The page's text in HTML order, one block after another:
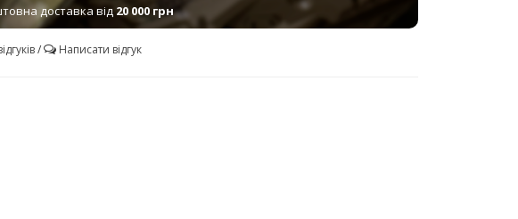
доставка від 20 000 грн
/ Написати відгук